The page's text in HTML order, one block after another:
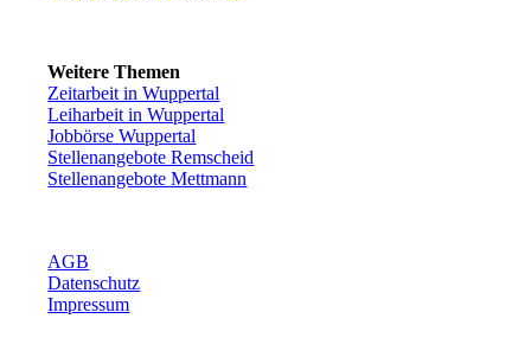
Weitere Themen
Zeitarbeit in Wuppertal
Leiharbeit in Wuppertal
Jobbörse Wuppertal
Stellenangebote Remscheid
Stellenangebote Mettmann
AGB
Datenschutz
Impressum